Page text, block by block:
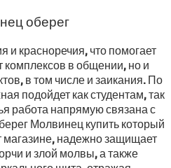
оберег
и красноречия, что помогает
комплексов в общении, но и
в том числе и заикания. По
подойдет как студентам, так
работа напрямую связана с
Молвинец купить который
надежно защищает
и злой молвы, а также